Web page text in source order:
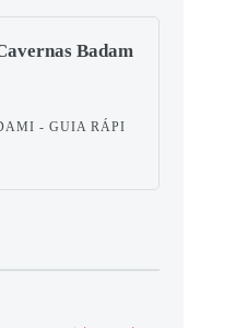
Badam
- GUIA RÁPI